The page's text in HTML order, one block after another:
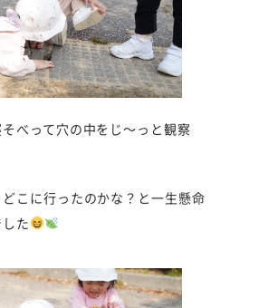
べって穴の中をじ〜っと観察
こに行ったのかな？と一生懸命
た